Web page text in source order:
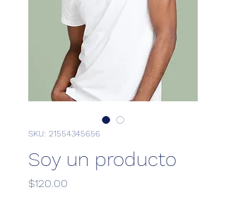
SKU: 21554345656
Soy un producto
$120.00